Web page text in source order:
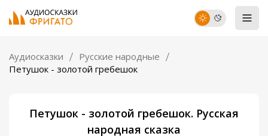
Аудиосказки
Русские народные
Петушок - золотой гребешок
Петушок - золотой гребешок. Русская
народная сказка